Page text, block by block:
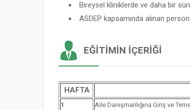
Bireysel kliniklerde ve daha bir
ASDEP kapsamında alınan
EĞITIMIN İÇERIĞI
HAFTA
1 Aile Danışmanlığına Giriş ve